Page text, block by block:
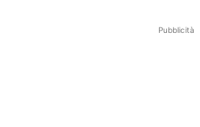
Pubblicità